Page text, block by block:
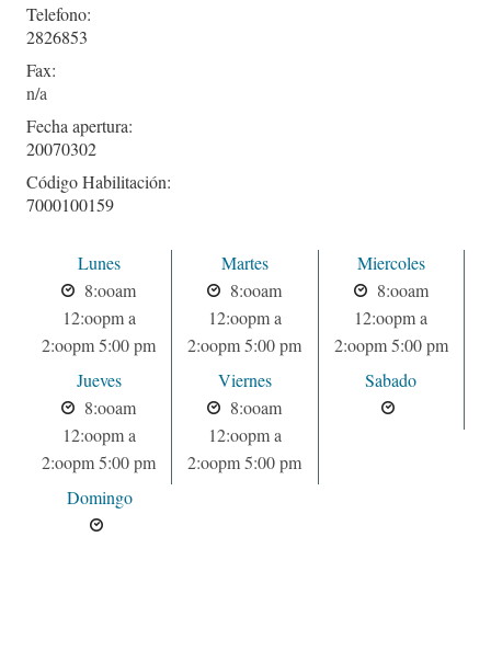
Telefono:
2826853
Fax:
Fecha apertura:
20070302
Código Habilitación:
7000100159
Lunes
8:ooam
12:oopm a
2:oopm 5:00 pm
Martes
8:ooam
12:oopm a
2:oopm 5:00 pm
Miercoles
8:ooam
12:oopm a
2:oopm 5:00 pm
Jueves
8:ooam
12:oopm a
2:oopm 5:00 pm
Viernes
8:ooam
12:oopm a
2:oopm 5:00 pm
Sabado
Domingo